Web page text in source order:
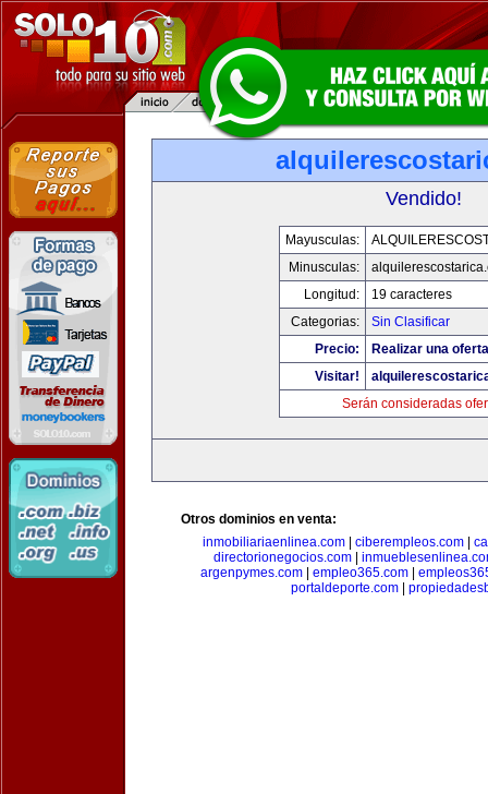
Vendido!
Mayusculas:
Minusculas:
Longitud:
19 caracteres
Categorias:
Sin Clasificar
Precio:
Realizar una
Visitar!
Serán consideradas
Otros dominios en venta:
inmobiliariaenlinea.com| ciberempleos.com|
directorionegocios.com
argenpymes.com
empleo365.com
portaldeporte.com|